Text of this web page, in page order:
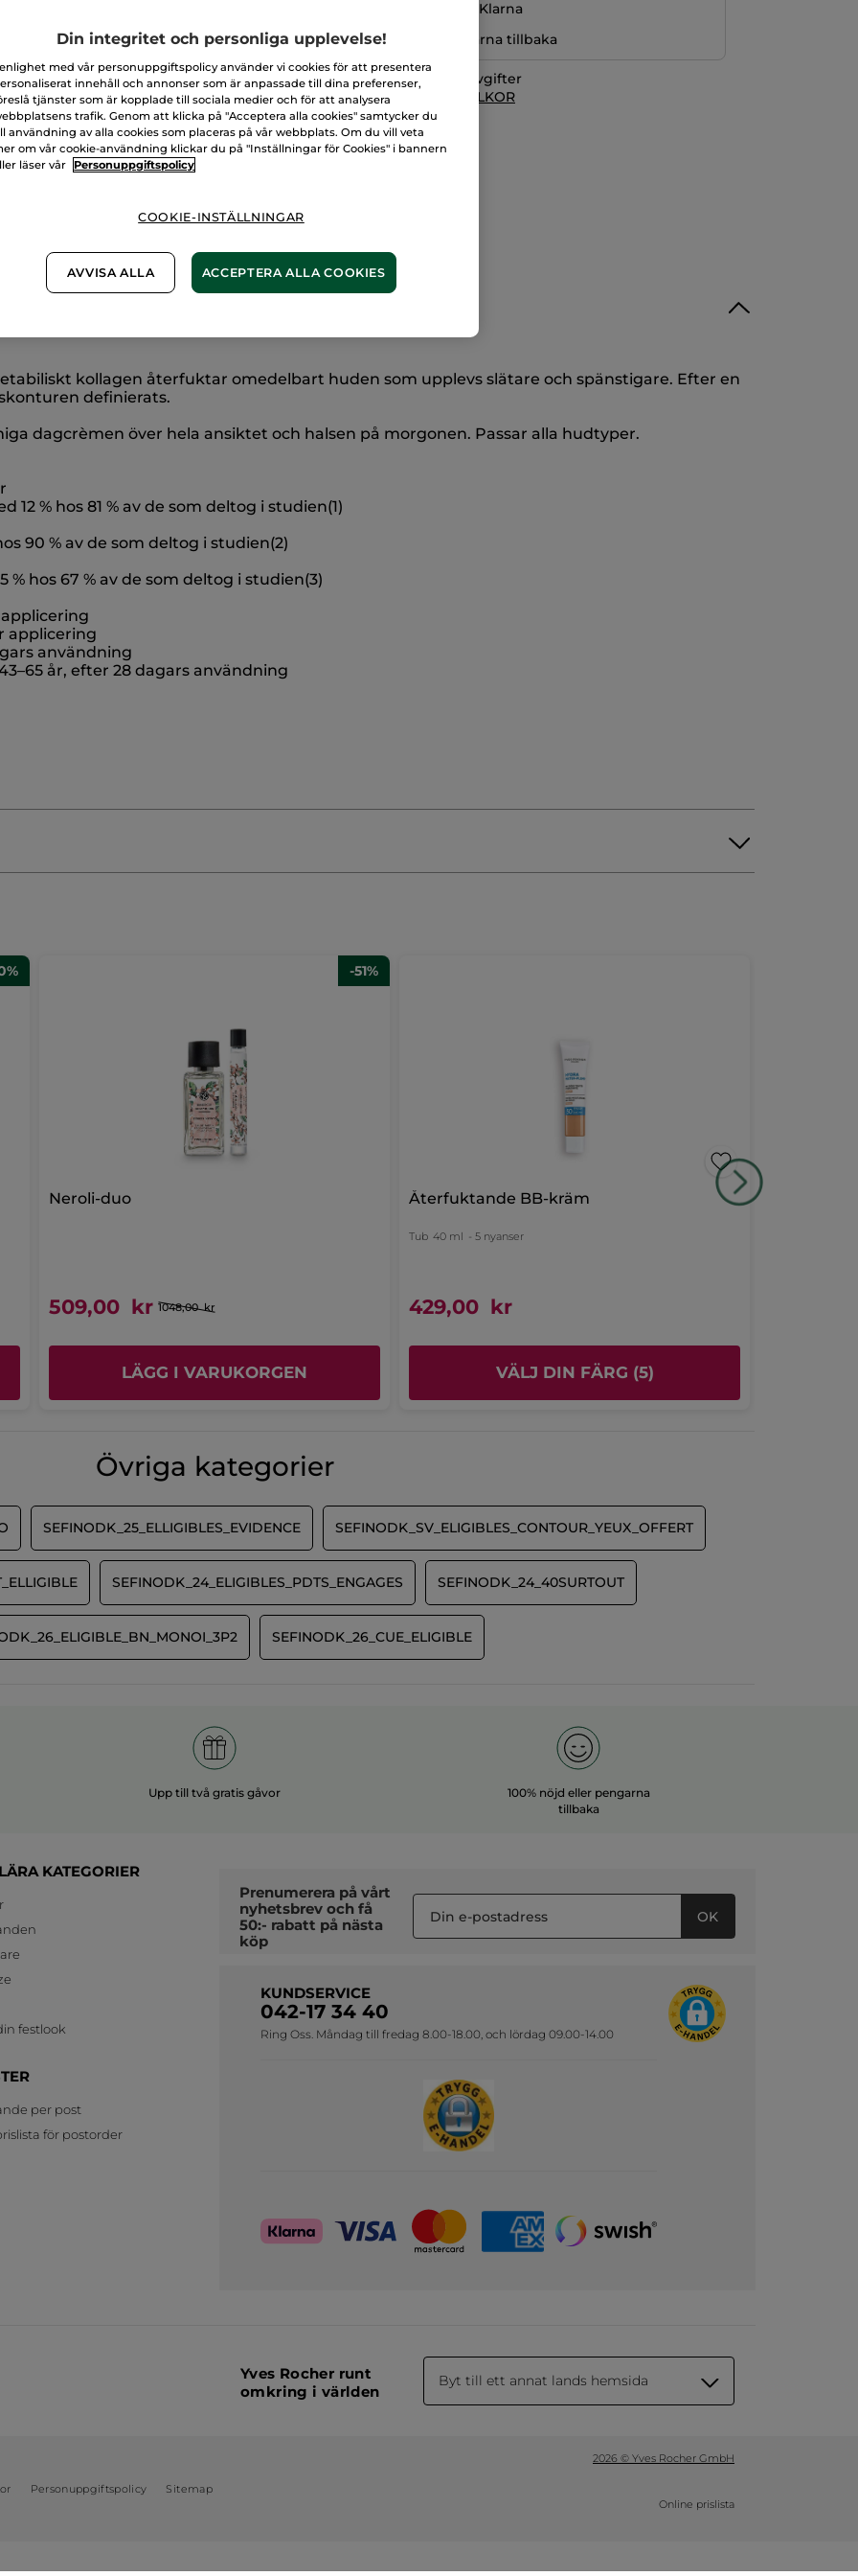
Säker betalning med Klarna
100% nöjd eller pengarna tillbaka
Frakt- och expeditionsavgifter
LÄS MER I VÅRA KÖPVILLKOR
kollagen återfuktar omedelbart huden som upplevs slätare och spänstigare. Efter en
definierats.
dagcrèmen över hela ansiktet och halsen på morgonen. Passar alla hudtyper.
% hos 81 % av de som deltog i studien(1)
90 % av de som deltog i studien(2)
hos 67 % av de som deltog i studien(3)
applicering
användning
år, efter 28 dagars användning
-51%
Neroli-duo
509,00 kr 1048,00 kr
LÄGG I VARUKORGEN
Återfuktande BB-kräm
Tub 40 ml - 5 nyanser
429,00 kr
VÄLJ DIN FÄRG (5)
Övriga kategorier
SEFINODK_25_ELLIGIBLES_EVIDENCE SEFINODK_SV_ELIGIBLES_CONTOUR_YEUX_OFFERT
SEFINODK_24_ELIGIBLES_PDTS_ENGAGES SEFINODK_24_40SURTOUT
SEFINODK_26_CUE_ELIGIBLE
Upp till två gratis gåvor
100% nöjd eller pengarna
tillbaka
KATEGORIER
festlook
per post
för postorder
Prenumerera på vårt
nyhetsbrev och få
50:- rabatt på nästa
köp
OK
KUNDSERVICE
042-17 34 40
Ring Oss. Måndag till fredag 8.00-18.00, och lördag 09.00-14.00
Yves Rocher runt
omkring i världen
Byt till ett annat lands hemsida
Personuppgiftspolicy Sitemap
2026 © Yves Rocher GmbH
Online prislista
Din integritet och personliga upplevelse!
med vår personuppgiftspolicy använder vi cookies för att presentera
innehåll och annonser som är anpassade till dina preferenser,
tjänster som är kopplade till sociala medier och för att analysera
trafik. Genom att klicka på "Acceptera alla cookies" samtycker du
användning av alla cookies som placeras på vår webbplats. Om du vill veta
om vår cookie-användning klickar du på "Inställningar för Cookies" i bannern
läser vår
Personuppgiftspolicy
COOKIE-INSTÄLLNINGAR
AVVISA ALLA ACCEPTERA ALLA COOKIES